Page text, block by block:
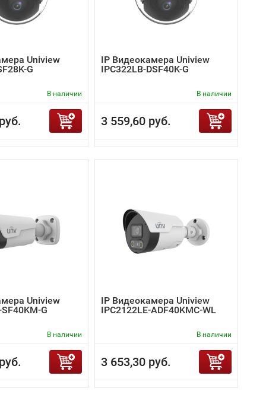
Uniview
G
В наличии
IP Видеокамера Uniview
IPC322LB-DSF40K-G
В наличии
3 559,60 руб.
Uniview
G
В наличии
IP Видеокамера Uniview
IPC2122LE-ADF40KMC-WL
В наличии
3 653,30 руб.